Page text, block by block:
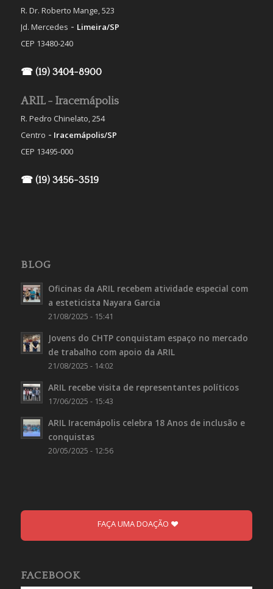
R. Dr. Roberto Mange, 523
Jd. Mercedes - Limeira/SP
CEP 13480-240
☎ (19) 3404-8900
ARIL - Iracemápolis
R. Pedro Chinelato, 254
Centro - Iracemápolis/SP
CEP 13495-000
☎ (19) 3456-3519
BLOG
Oficinas da ARIL recebem atividade especial com
a esteticista Nayara Garcia
21/08/2025 - 15:41
Jovens do CHTP conquistam espaço no mercado
de trabalho com apoio da ARIL
21/08/2025 - 14:02
ARIL recebe visita de representantes políticos
17/06/2025 - 15:43
ARIL Iracemápolis celebra 18 Anos de inclusão e
conquistas
20/05/2025 - 12:56
FAÇA UMA DOAÇÃO
FACEBOOK